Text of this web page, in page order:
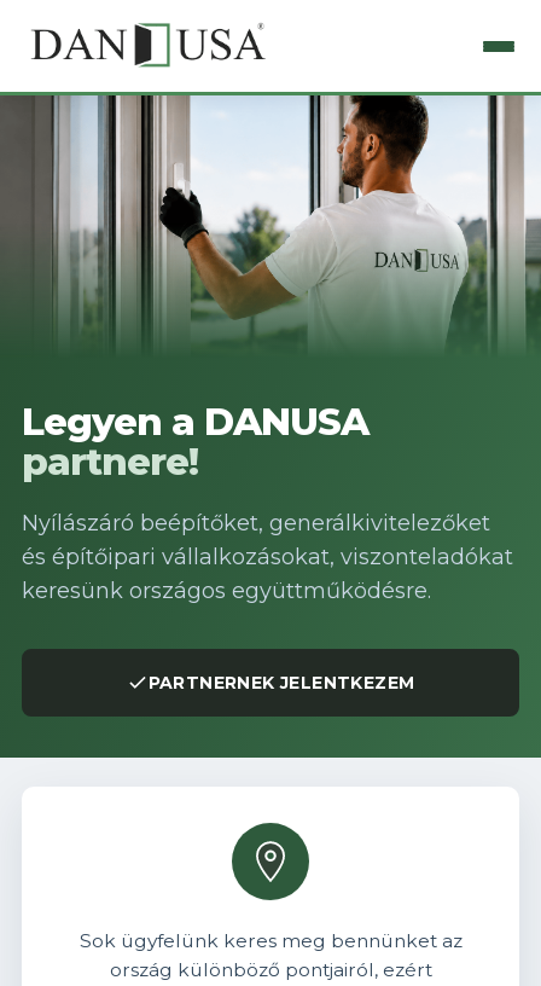
Legyen a DANUSA
partnere!
Nyílászáró beépítőket, generálkivitelezőket
és építőipari vállalkozásokat, viszonteladókat
keresünk országos együttműködésre.
PARTNERNEK JELENTKEZEM
Sok ügyfelünk keres meg bennünket az
ország különböző pontjairól, ezért